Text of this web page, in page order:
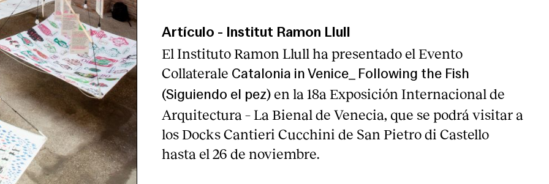
Artículo - Institut Ramon Llull
El Instituto Ramon Llull ha presentado el Evento
Collaterale Catalonia in Venice_ Following the Fish
(Siguiendo el pez) en la 18a Exposición Internacional de
Arquitectura – La Bienal de Venecia, que se podrá visitar a
los Docks Cantieri Cucchini de San Pietro di Castello
hasta el 26 de noviembre.